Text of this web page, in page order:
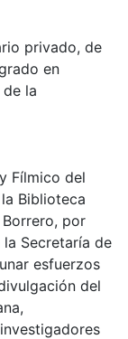
privado, de
en
la
Fílmico del
Biblioteca
por
Secretaría de
esfuerzos
del